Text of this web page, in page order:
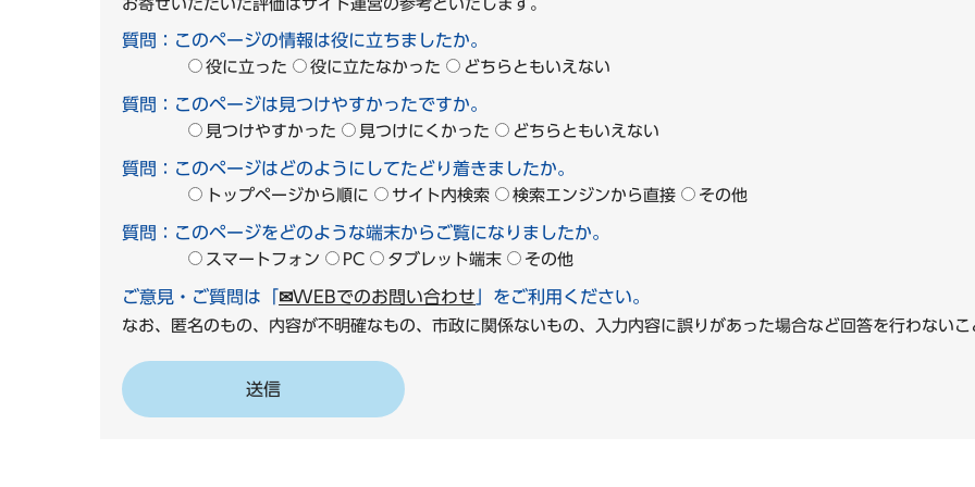
お寄せいただいた評価はサイト運営の参考といたします。
質問：このページの情報は役に立ちましたか。
役に立った 役に立たなかった どちらともいえない
質問：このページは見つけやすかったですか。
見つけやすかった 見つけにくかった どちらともいえない
質問：このページはどのようにしてたどり着きましたか。
トップページから順に サイト内検索 検索エンジンから直接 その他
質問：このページをどのような端末からご覧になりましたか。
スマートフォン PC タブレット端末 その他
ご意見・ご質問は「 ✉WEBでのお問い合わせ 」をご利用ください。
なお、匿名のもの、内容が不明確なもの、市政に関係ないもの、入力内容に誤りがあった場合など回答を行わな